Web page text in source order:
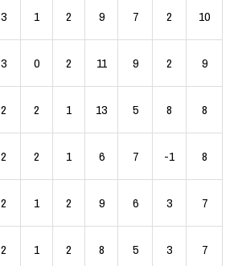
3 1 2 9 7 2 10
3 0 2 11 9 2 9
2 2 1 13 5 8 8
2 2 1 6 7 -1 8
2 1 2 9 6 3 7
2 1 2 8 5 3 7